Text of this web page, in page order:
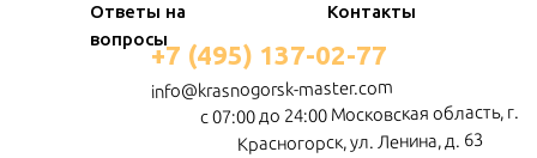
Ответы на
вопросы
Контакты
+7 (495) 137-02-77
info@krasnogorsk-master.com
с 07:00 до 24:00 Московская область, г.
Красногорск, ул. Ленина, д. 63